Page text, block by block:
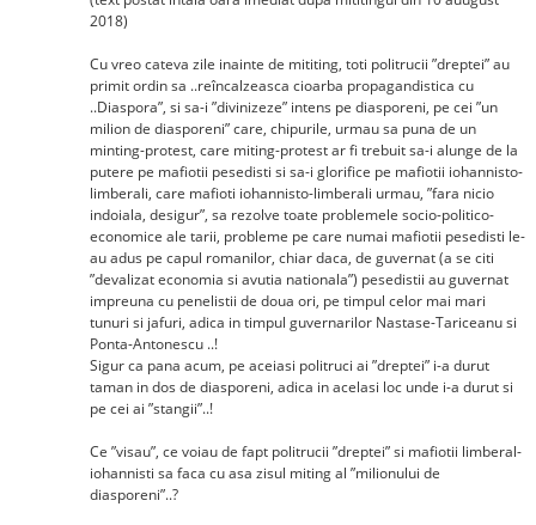
2018)
Cu vreo cateva zile inainte de mititing, toti politrucii ”dreptei” au
primit ordin sa ..reîncalzeasca cioarba propagandistica cu
..Diaspora”, si sa-i ”divinizeze” intens pe diasporeni, pe cei ”un
milion de diasporeni” care, chipurile, urmau sa puna de un
minting-protest, care miting-protest ar fi trebuit sa-i alunge de la
putere pe mafiotii pesedisti si sa-i glorifice pe mafiotii iohannisto-
limberali, care mafioti iohannisto-limberali urmau, ”fara nicio
indoiala, desigur”, sa rezolve toate problemele socio-politico-
economice ale tarii, probleme pe care numai mafiotii pesedisti le-
au adus pe capul romanilor, chiar daca, de guvernat (a se citi
”devalizat economia si avutia nationala”) pesedistii au guvernat
impreuna cu penelistii de doua ori, pe timpul celor mai mari
tunuri si jafuri, adica in timpul guvernarilor Nastase-Tariceanu si
Ponta-Antonescu ..!
Sigur ca pana acum, pe aceiasi politruci ai ”dreptei” i-a durut
taman in dos de diasporeni, adica in acelasi loc unde i-a durut si
pe cei ai ”stangii”..!
Ce ”visau”, ce voiau de fapt politrucii ”dreptei” si mafiotii limberal-
iohannisti sa faca cu asa zisul miting al ”milionului de
diasporeni”..?